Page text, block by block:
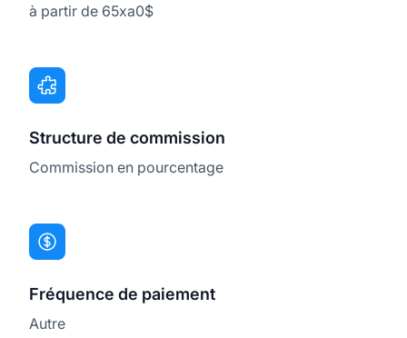
à partir de 65xa0$
Structure de commission
Commission en pourcentage
Fréquence de paiement
Autre